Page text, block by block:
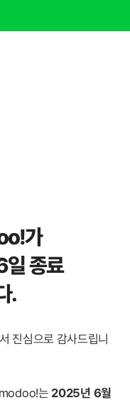
가
종료
.
진심으로 감사드립니
는 2025년 6월